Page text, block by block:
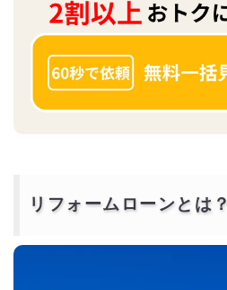
リフォームローンとは？